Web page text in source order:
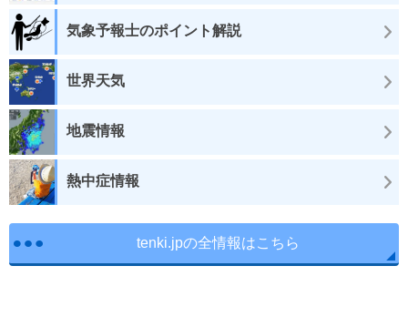
気象予報士のポイント解説
世界天気
地震情報
熱中症情報
tenki.jpの全情報はこちら